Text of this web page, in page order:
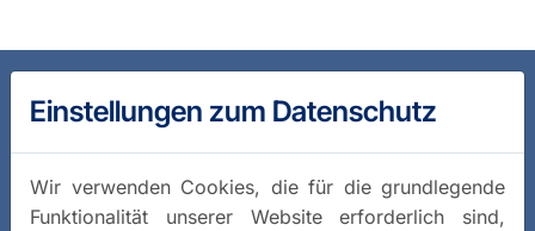
Einstellungen zum Datenschutz
Wir verwenden Cookies, die für die grundlegende
Funktionalität unserer Website erforderlich sind,